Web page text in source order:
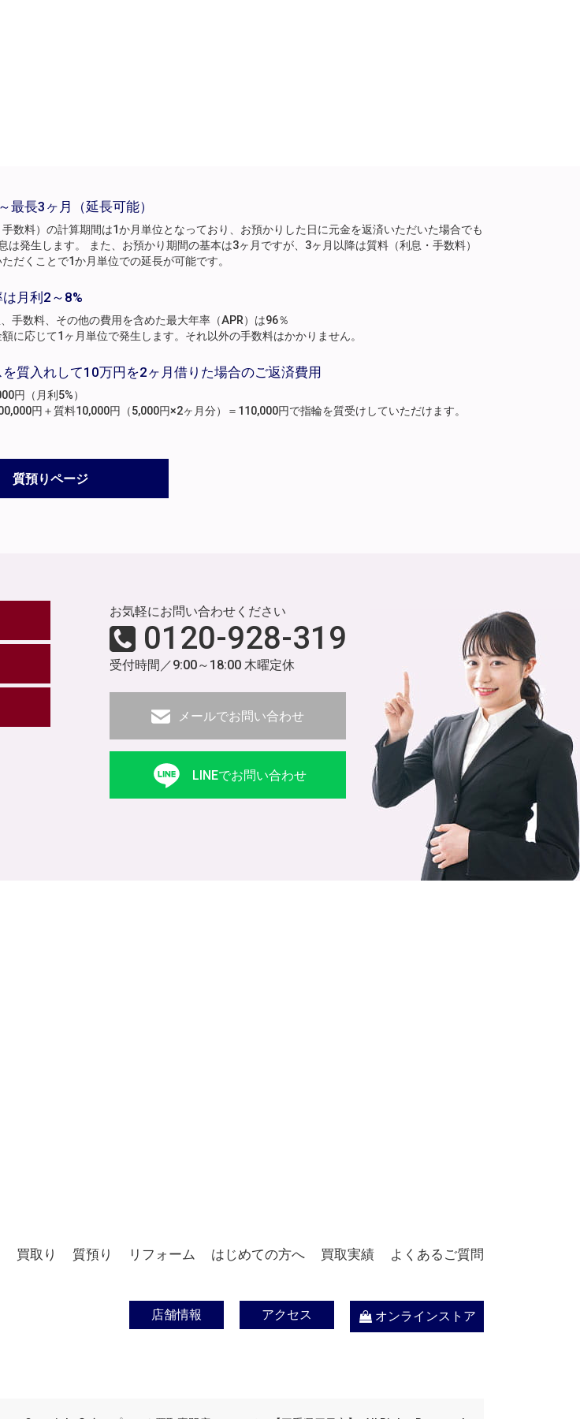
最長3ヶ月（延長可能）
数料）の計算期間は1か月単位となっており、お預かりした日に元金を返済いただいた場合でも
は発生します。 また、お預かり期間の基本は3ヶ月ですが、3ヶ月以降は質料（利息・手数料）
だくことで1か月単位での延長が可能です。
月利2～8%
手数料、その他の費用を含めた最大年率（APR）は96％
に応じて1ヶ月単位で発生します。それ以外の手数料はかかりません。
質入れして10万円を2ヶ月借りた場合のご返済費用
円（月利5%）
円＋質料10,000円（5,000円×2ヶ月分）＝110,000円で指輪を質受けしていただけます。
質預りページ
お気軽にお問い合わせください
0120-928-319
受付時間／9:00～18:00 木曜定休
メールでお問い合わせ
LINEでお問い合わせ
買取り 質預り リフォーム はじめての方へ 買取実績 よくあるご質問
店舗情報 アクセス オンラインストア